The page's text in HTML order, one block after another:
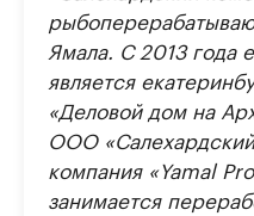
Ямала. С 2013 года
является
«Деловой дом на
ООО
компания «Yamal
занимается